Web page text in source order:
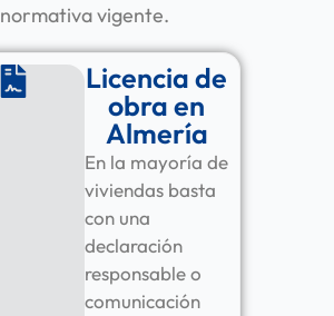
normativa vigente.
Licencia de
obra en
Almería
En la mayoría de
viviendas basta
con una
declaración
responsable o
comunicación